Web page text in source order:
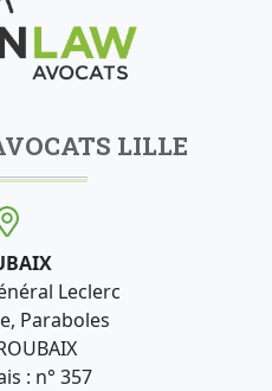
LILLE
Leclerc
Paraboles
: n° 357